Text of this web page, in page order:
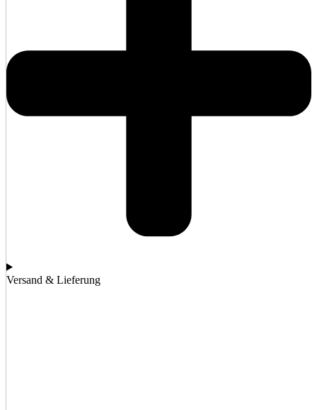
Versand & Lieferung